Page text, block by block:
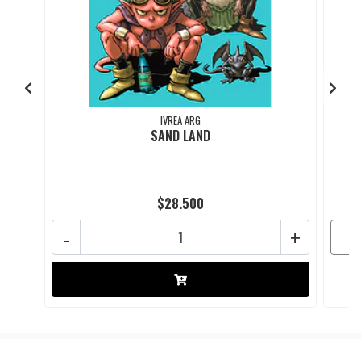
IVREA ARG
SAND LAND
$28.500
+
-